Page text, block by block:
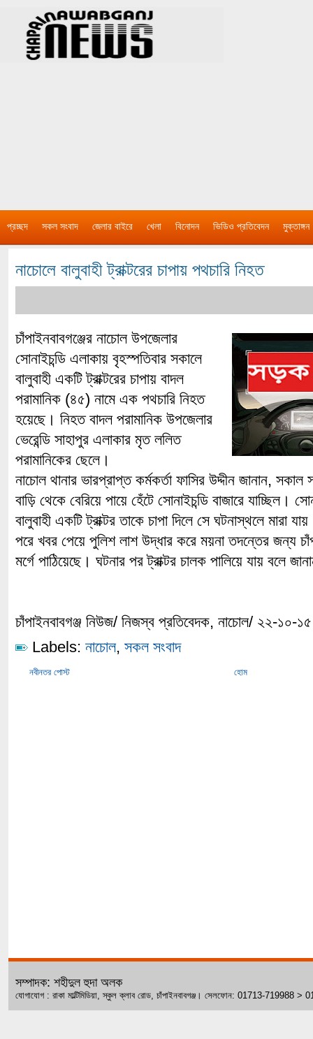
প্রচ্ছদ সকল সংবাদ জেলার বাইরে খেলা বিনোদন ভিডিও প্রতিবেদন মুক্তাঙ্গন
নাচোলে বালুবাহী ট্রাক্টরের চাপায় পথচারি নিহত
চাঁপাইনবাবগঞ্জের নাচোল উপজেলার
সোনাইচন্ডি এলাকায় বৃহস্পতিবার সকালে
বালুবাহী একটি ট্রাক্টরের চাপায় বাদল
পরামানিক (৪৫) নামে এক পথচারি নিহত
হয়েছে। নিহত বাদল পরামানিক উপজেলার
ভেরেন্ডি সাহাপুর এলাকার মৃত ললিত
পরামানিকের ছেলে।
নাচোল থানার ভারপ্রাপ্ত কর্মকর্তা ফাসির উদ্দীন জানান, সকাল
বাড়ি থেকে বেরিয়ে পায়ে হেঁটে সোনাইচন্ডি বাজারে যাচ্ছিল।
বালুবাহী একটি ট্রাক্টর তাকে চাপা দিলে সে ঘটনাস্থলে মারা
পরে খবর পেয়ে পুলিশ লাশ উদ্ধার করে ময়না তদন্তের জন্য
মর্গে পাঠিয়েছে। ঘটনার পর ট্রাক্টর চালক পালিয়ে যায় বলে
চাঁপাইনবাবগঞ্জ নিউজ/ নিজস্ব প্রতিবেদক, নাচোল/ ২২-১০-১৫
Labels: নাচোল, সকল সংবাদ
নবীনতর পোস্ট হোম
সম্পাদক: শহীদুল হুদা অলক
যোগাযোগ : রাকা মাল্টিমিডিয়া, স্কুল ক্লাব রোড, চাঁপাইনবাবগঞ্জ। সেলফোন: 01713-